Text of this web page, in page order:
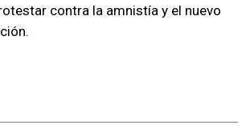
contra la amnistía y el nuevo